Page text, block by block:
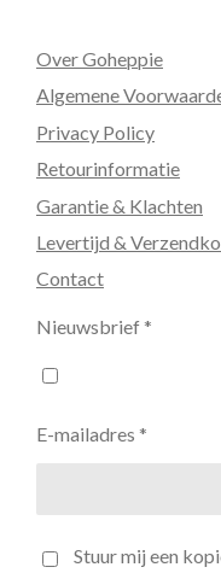
Over Goheppie
Algemene
Privacy Policy
Retourinformatie
Garantie & Klachten
Levertijd &
Contact
Nieuwsbrief *
E-mailadres *
Stuur mij een